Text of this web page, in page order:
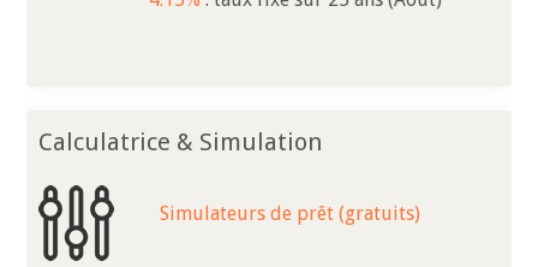
Calculatrice & Simulation
Simulateurs de prêt (gratuits)